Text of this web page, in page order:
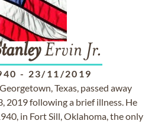
Ervin Jr.
- 23/11/2019
Texas, passed away
2019 following a brief illness. He
in Fort Sill, Oklahoma, the only